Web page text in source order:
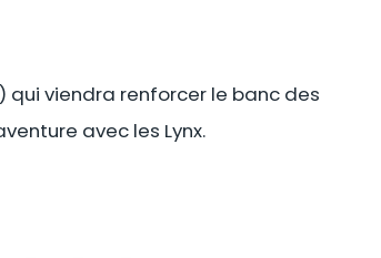
qui viendra renforcer le banc des
avec les Lynx.